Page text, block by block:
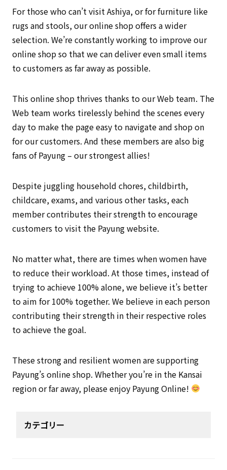
For those who can’t visit Ashiya, or for furniture like
rugs and stools, our online shop offers a wider
selection. We’re constantly working to improve our
online shop so that we can deliver even small items
to customers as far away as possible.
This online shop thrives thanks to our Web team. The
Web team works tirelessly behind the scenes every
day to make the page easy to navigate and shop on
for our customers. And these members are also big
fans of Payung – our strongest allies!
Despite juggling household chores, childbirth,
childcare, exams, and various other tasks, each
member contributes their strength to encourage
customers to visit the Payung website.
No matter what, there are times when women have
to reduce their workload. At those times, instead of
trying to achieve 100% alone, we believe it’s better
to aim for 100% together. We believe in each person
contributing their strength in their respective roles
to achieve the goal.
These strong and resilient women are supporting
Payung’s online shop. Whether you’re in the Kansai
region or far away, please enjoy Payung Online!
カテゴリー